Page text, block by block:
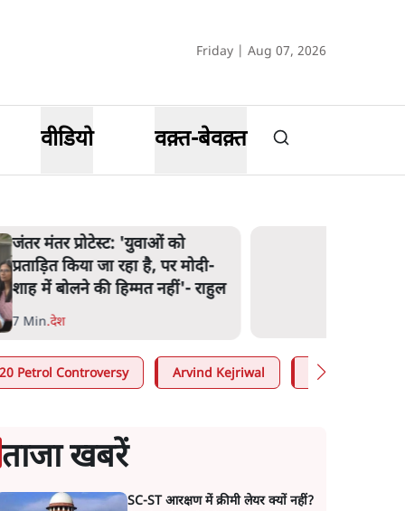
Friday | Aug 07, 2026
वीडियो वक़्त-बेवक़्त
जंतर मंतर प्रोटेस्ट: 'युवाओं को
प्रताड़ित किया जा रहा है, पर मोदी-
शाह में बोलने की हिम्मत नहीं'- राहुल
7 Min.देश
Petrol Controversy Arvind Kejriwal Narendra Modi
ताजा खबरें
SC-ST आरक्षण में क्रीमी लेयर क्यों नहीं?